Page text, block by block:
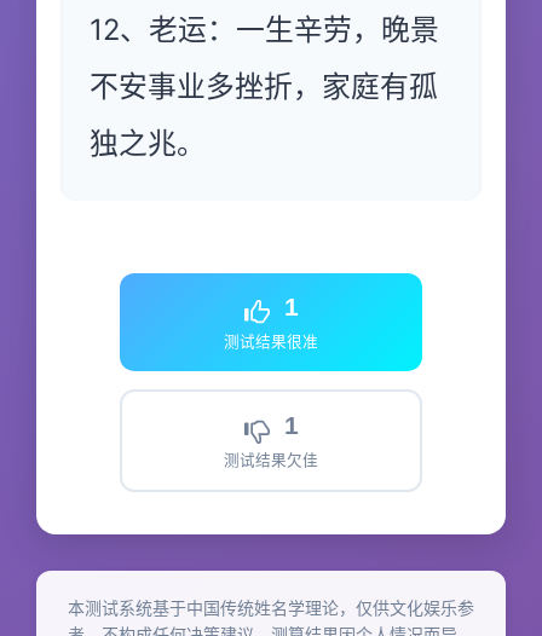
12、老运：一生辛劳，晚景
不安事业多挫折，家庭有孤
独之兆。
1
测试结果很准
1
测试结果欠佳
本测试系统基于中国传统姓名学理论，仅供文化娱乐参